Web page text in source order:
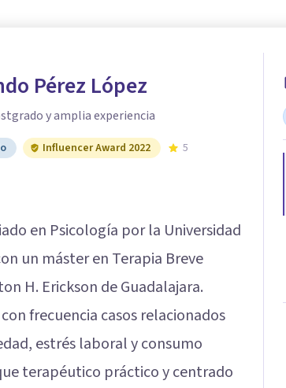
Pérez López
y amplia experiencia
Influencer Award 2022
5
en Psicología por la Universidad
un máster en Terapia Breve
H. Erickson de Guadalajara.
frecuencia casos relacionados
estrés laboral y consumo
terapéutico práctico y centrado